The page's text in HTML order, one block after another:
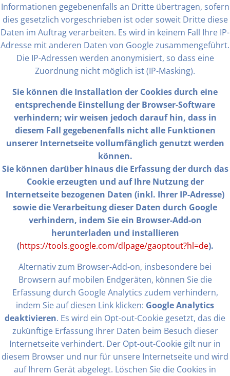
Informationen gegebenenfalls an Dritte übertragen, sofern
dies gesetzlich vorgeschrieben ist oder soweit Dritte diese
Daten im Auftrag verarbeiten. Es wird in keinem Fall Ihre IP-
Adresse mit anderen Daten von Google zusammengeführt.
Die IP-Adressen werden anonymisiert, so dass eine
Zuordnung nicht möglich ist (IP-Masking).
Sie können die Installation der Cookies durch eine
entsprechende Einstellung der Browser-Software
verhindern; wir weisen jedoch darauf hin, dass in
diesem Fall gegebenenfalls nicht alle Funktionen
unserer Internetseite vollumfänglich genutzt werden
können.
Sie können darüber hinaus die Erfassung der durch das
Cookie erzeugten und auf Ihre Nutzung der
Internetseite bezogenen Daten (inkl. Ihrer IP-Adresse)
sowie die Verarbeitung dieser Daten durch Google
verhindern, indem Sie ein Browser-Add-on
herunterladen und installieren
(https://tools.google.com/dlpage/gaoptout?hl=de).
Alternativ zum Browser-Add-on, insbesondere bei
Browsern auf mobilen Endgeräten, können Sie die
Erfassung durch Google Analytics zudem verhindern,
indem Sie auf diesen Link klicken: Google Analytics
deaktivieren. Es wird ein Opt-out-Cookie gesetzt, das die
zukünftige Erfassung Ihrer Daten beim Besuch dieser
Internetseite verhindert. Der Opt-out-Cookie gilt nur in
diesem Browser und nur für unsere Internetseite und wird
auf Ihrem Gerät abgelegt. Löschen Sie die Cookies in